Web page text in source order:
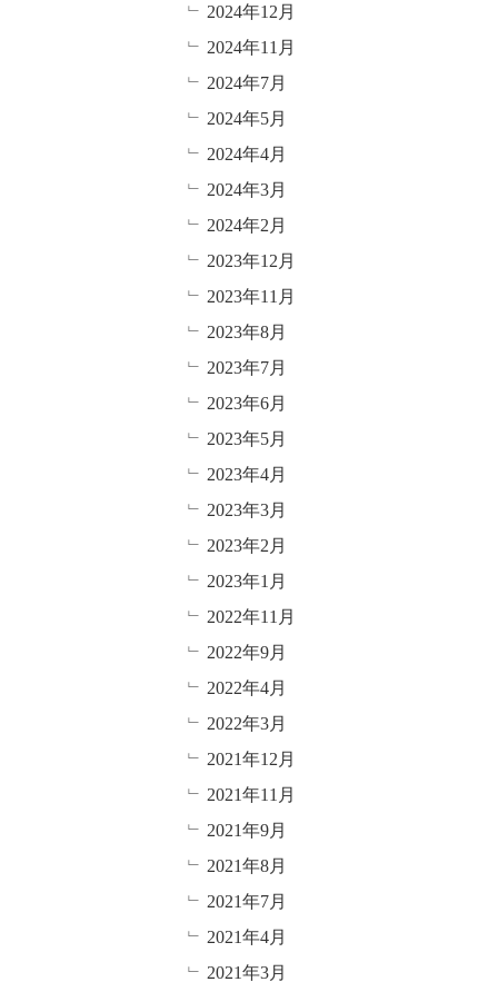
2024年12月
2024年11月
2024年7月
2024年5月
2024年4月
2024年3月
2024年2月
2023年12月
2023年11月
2023年8月
2023年7月
2023年6月
2023年5月
2023年4月
2023年3月
2023年2月
2023年1月
2022年11月
2022年9月
2022年4月
2022年3月
2021年12月
2021年11月
2021年9月
2021年8月
2021年7月
2021年4月
2021年3月